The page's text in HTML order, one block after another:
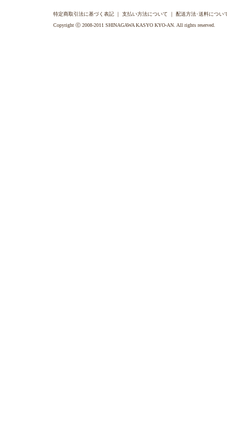
特定商取引法に基づく表記 ｜ 支払い方法について ｜ 配送方法･送料につい
Copyright ⓒ 2008-2011 SHINAGAWA KASYO KYO-AN. All rights reserved.